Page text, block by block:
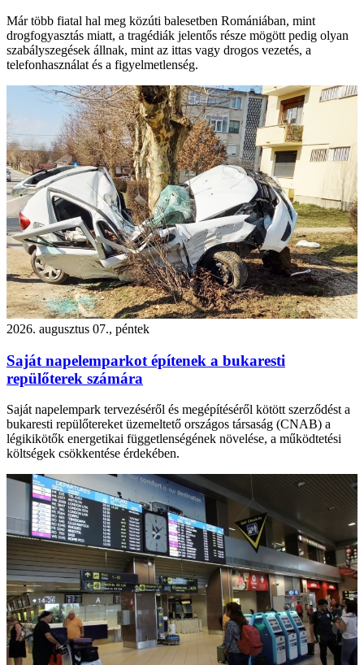
Már több fiatal hal meg közúti balesetben Romániában, mint
drogfogyasztás miatt, a tragédiák jelentős része mögött pedig olyan
szabályszegések állnak, mint az ittas vagy drogos vezetés, a
telefonhasználat és a figyelmetlenség.
2026. augusztus 07., péntek
Saját napelemparkot építenek a bukaresti
repülőterek számára
Saját napelempark tervezéséről és megépítéséről kötött szerződést a
bukaresti repülőtereket üzemeltető országos társaság (CNAB) a
légikikötők energetikai függetlenségének növelése, a működtetési
költségek csökkentése érdekében.